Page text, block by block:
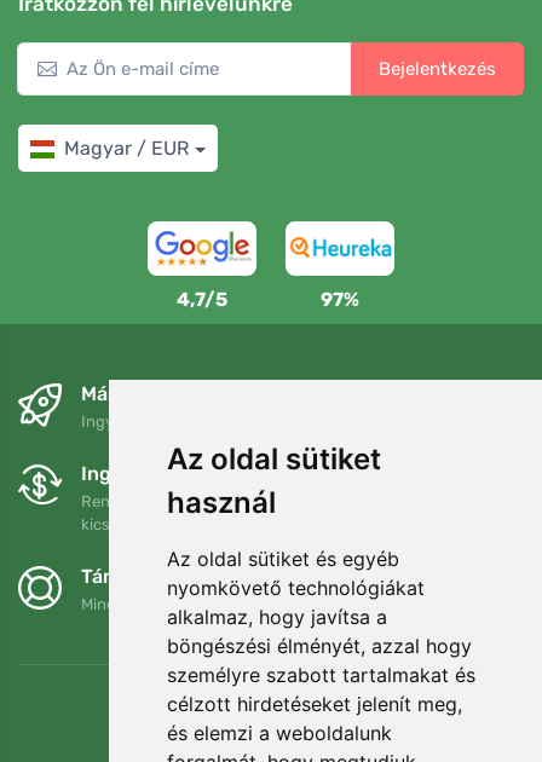
Az oldal sütiket
használ
Az oldal sütiket és egyéb
nyomkövető technológiákat
alkalmaz, hogy javítsa a
böngészési élményét, azzal hogy
személyre szabott tartalmakat és
célzott hirdetéseket jelenít meg,
és elemzi a weboldalunk
Bejelentkezés
Magyar / EUR
4,7/5 97%
Másnapra és ingyenesen
Ingyenes szállítás a következő összeg felett: 80 EUR
Ingyenes csere és visszaküldés
Rendelését 90 napon belül bármikor visszaküldheti vagy
kicserélheti.
Támogatjuk a Trees.org-ot
Minden megrendelésért ültetünk egy fát! Bővebben